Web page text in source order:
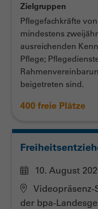
Zielgruppen
Pflegefachkräfte
mindestens
ausreichenden
Pflege;
beigetreten sind.
400 freie Plätze
10. August
der bpa-